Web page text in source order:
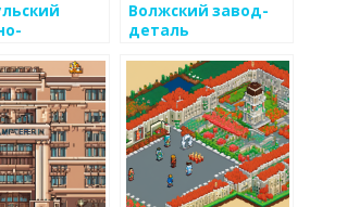
Волжский завод-
деталь